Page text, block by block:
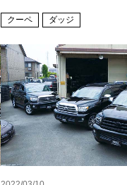
クーペ ダッジ